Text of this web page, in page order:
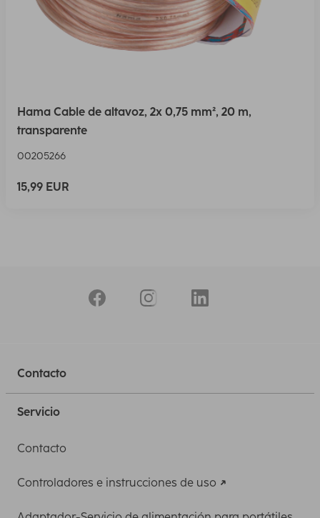
Hama Cable de altavoz, 2x 0,75 mm², 20 m,
transparente
00205266
15,99 EUR
Contacto
Servicio
Contacto
Controladores e instrucciones de uso